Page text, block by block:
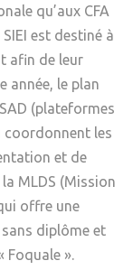
qu’aux CFA
est destiné à
afin de leur
année, le plan
(plateformes
coordonnent les
et de
MLDS (Mission
offre une
diplôme et
Foquale ».